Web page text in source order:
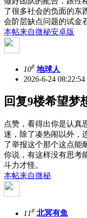
了很多社会的负面的东
会阶层缺点问题的试金
本帖来自微秘安卓版
10# 地球人
2026-6-24 08:22:54
回复9楼希望梦
点赞，看得出你是认真
迷，除了凑热闹以外，
了举报这个那个这点能
你说，有这样没有思考
斗力才怪。
本帖来自微秘
11# 北冥有鱼